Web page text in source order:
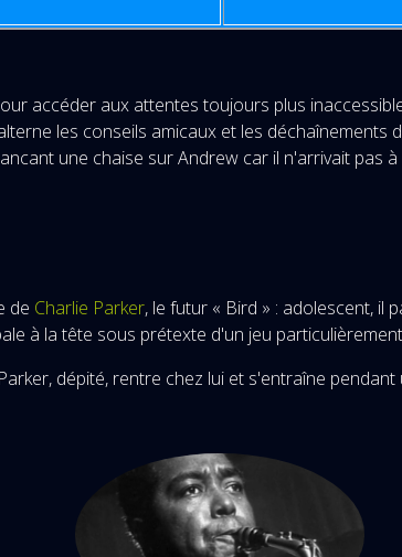
accéder aux attentes toujours plus
les conseils amicaux et les déchaînements
une chaise sur Andrew car il n'arrivait pas
de Charlie Parker, le futur « Bird » : adolescent, il
à la tête sous prétexte d'un jeu
Parker, dépité, rentre chez lui et s'entraîne pendant